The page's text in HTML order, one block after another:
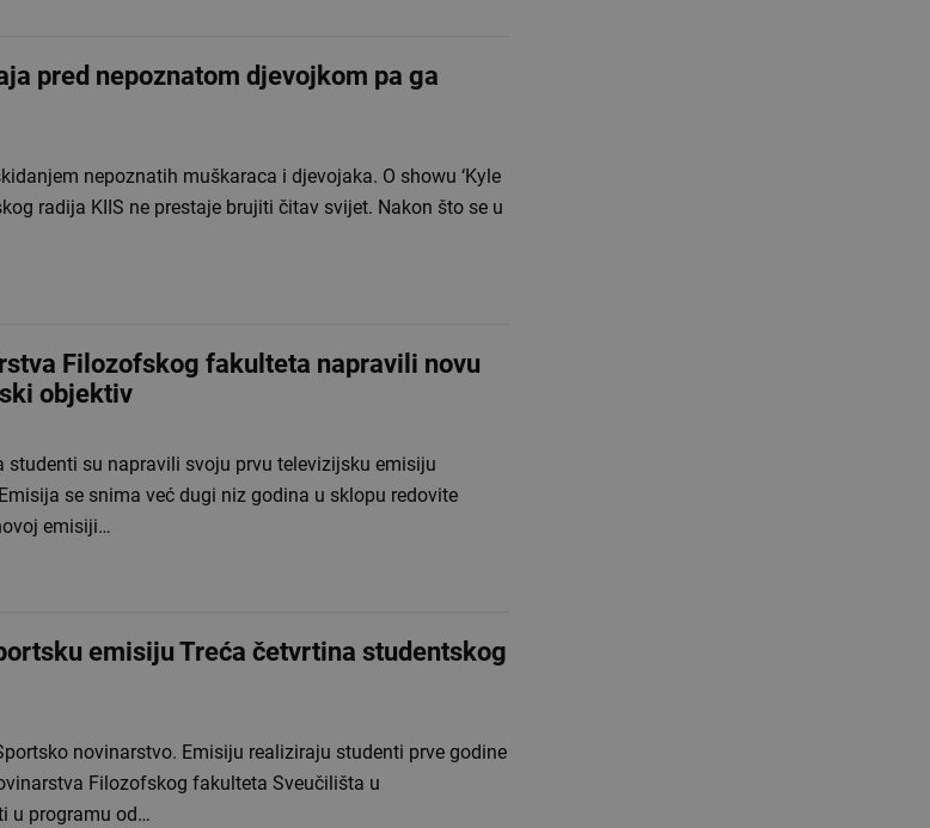
pred nepoznatom djevojkom pa ga
nepoznatih muškaraca i djevojaka. O showu ‘Kyle
radija KIIS ne prestaje brujiti čitav svijet. Nakon što se u
Filozofskog fakulteta napravili novu
objektiv
studenti su napravili svoju prvu televizijsku emisiju
se snima već dugi niz godina u sklopu redovite
emisiji…
emisiju Treća četvrtina studentskog
novinarstvo. Emisiju realiziraju studenti prve godine
Filozofskog fakulteta Sveučilišta u
u programu od…